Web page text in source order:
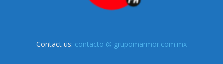
Contact us: contacto @ grupomarmor.com.mx